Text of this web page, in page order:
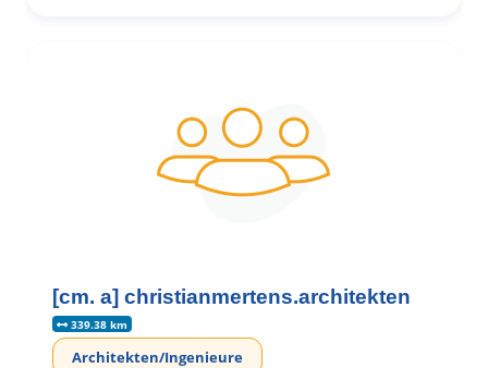
[cm. a] christianmertens.architekten
339.38 km
Architekten/Ingenieure